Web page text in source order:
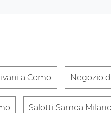
a Como Negozio
Salotti Samoa Milano